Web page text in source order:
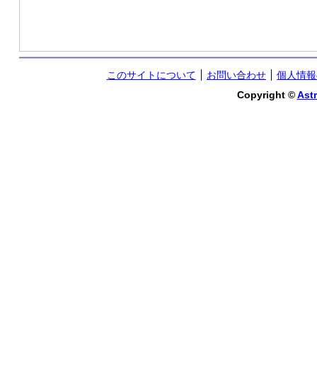
このサイトについて お問い合わせ
個人情
Copyright ©